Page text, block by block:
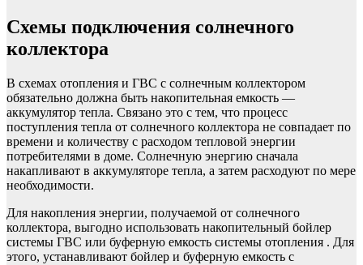
Схемы подключения солнечного
коллектора
В схемах отопления и ГВС с солнечным коллектором
обязательно должна быть накопительная емкость —
аккумулятор тепла. Связано это с тем, что процесс
поступления тепла от солнечного коллектора не совпадает по
времени и количеству с расходом тепловой энергии
потребителями в доме. Солнечную энергию сначала
накапливают в аккумуляторе тепла, а затем расходуют по мере
необходимости.
Для накопления энергии, получаемой от солнечного
коллектора, выгодно использовать накопительный бойлер
системы ГВС или буферную емкость системы отопления . Для
этого, устанавливают бойлер и буферную емкость с